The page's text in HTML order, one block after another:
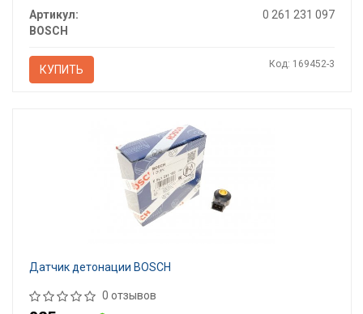
Артикул:
0 261 231 097
BOSCH
КУПИТЬ Код: 169452-3
Датчик детонации BOSCH
0 отзывов